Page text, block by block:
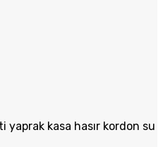
yaprak kasa hasır kordon su